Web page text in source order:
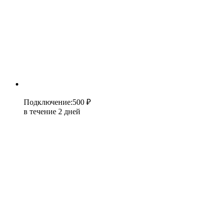
Подключение:500 ₽
в течение 2 дней